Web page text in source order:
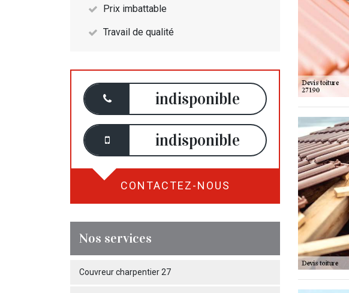
Prix imbattable
Travail de qualité
indisponible
indisponible
CONTACTEZ-NOUS
Nos services
Couvreur charpentier 27